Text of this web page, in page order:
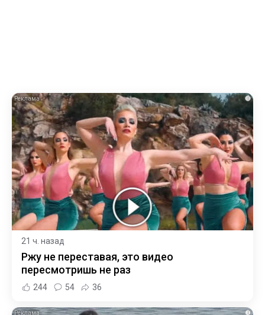
i
21 ч. назад
Ржу не переставая, это видео
пересмотришь не раз
244 54 36
i